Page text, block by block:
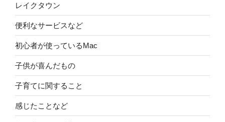
レイクタウン
便利なサービスなど
初心者が使っているMac
子供が喜んだもの
子育てに関すること
感じたことなど